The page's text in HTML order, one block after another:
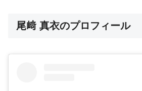
尾﨑 真衣のプロフィール